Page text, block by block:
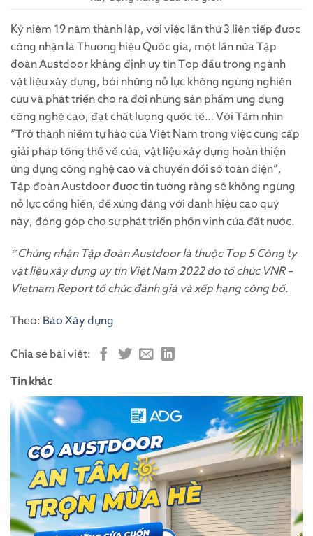
Kỷ niệm 19 năm thành lập, với việc lần thứ 3 liên tiếp được
công nhận là Thương hiệu Quốc gia, một lần nữa Tập
đoàn Austdoor khẳng định uy tín Top đầu trong ngành
vật liệu xây dựng, bởi những nỗ lực không ngừng nghiên
cứu và phát triển cho ra đời những sản phẩm ứng dụng
công nghệ cao, đạt chất lượng quốc tế… Với Tầm nhìn
“Trở thành niềm tự hào của Việt Nam trong việc cung cấp
giải pháp tổng thể về cửa, vật liệu xây dựng hoàn thiện
ứng dụng công nghệ cao và chuyển đổi số toàn diện”,
Tập đoàn Austdoor được tin tưởng rằng sẽ không ngừng
nỗ lực cống hiến, để xứng đáng với danh hiệu cao quý
này, đóng góp cho sự phát triển phồn vinh của đất nước.
* Chứng nhận Tập đoàn Austdoor là thuộc Top 5 Công ty
vật liệu xây dựng uy tín Việt Nam 2022 do tổ chức VNR –
Vietnam Report tổ chức đánh giá và xếp hạng công bố.
Theo: Báo Xây dựng
Chia sẻ bài viết:
Tin khác